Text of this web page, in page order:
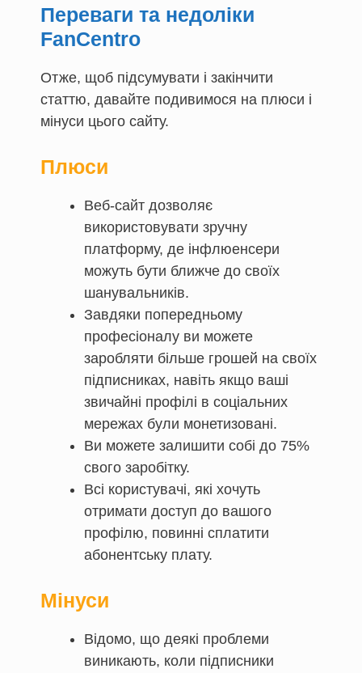
Переваги та недоліки
FanCentro
Отже, щоб підсумувати і закінчити
статтю, давайте подивимося на плюси і
мінуси цього сайту.
Плюси
Веб-сайт дозволяє
використовувати зручну
платформу, де інфлюенсери
можуть бути ближче до своїх
шанувальників.
Завдяки попередньому
професіоналу ви можете
заробляти більше грошей на своїх
підписниках, навіть якщо ваші
звичайні профілі в соціальних
мережах були монетизовані.
Ви можете залишити собі до 75%
свого заробітку.
Всі користувачі, які хочуть
отримати доступ до вашого
профілю, повинні сплатити
абонентську плату.
Мінуси
Відомо, що деякі проблеми
виникають, коли підписники